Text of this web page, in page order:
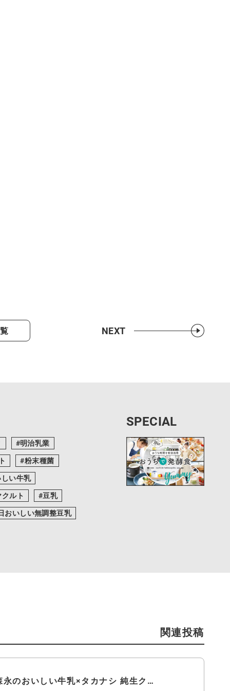
NEXT
明治乳業
粉末種菌
い牛乳
ルト
豆乳
おいしい無調整豆乳
SPECIAL
関連投稿
のおいしい牛乳×タカナシ 純生ク…